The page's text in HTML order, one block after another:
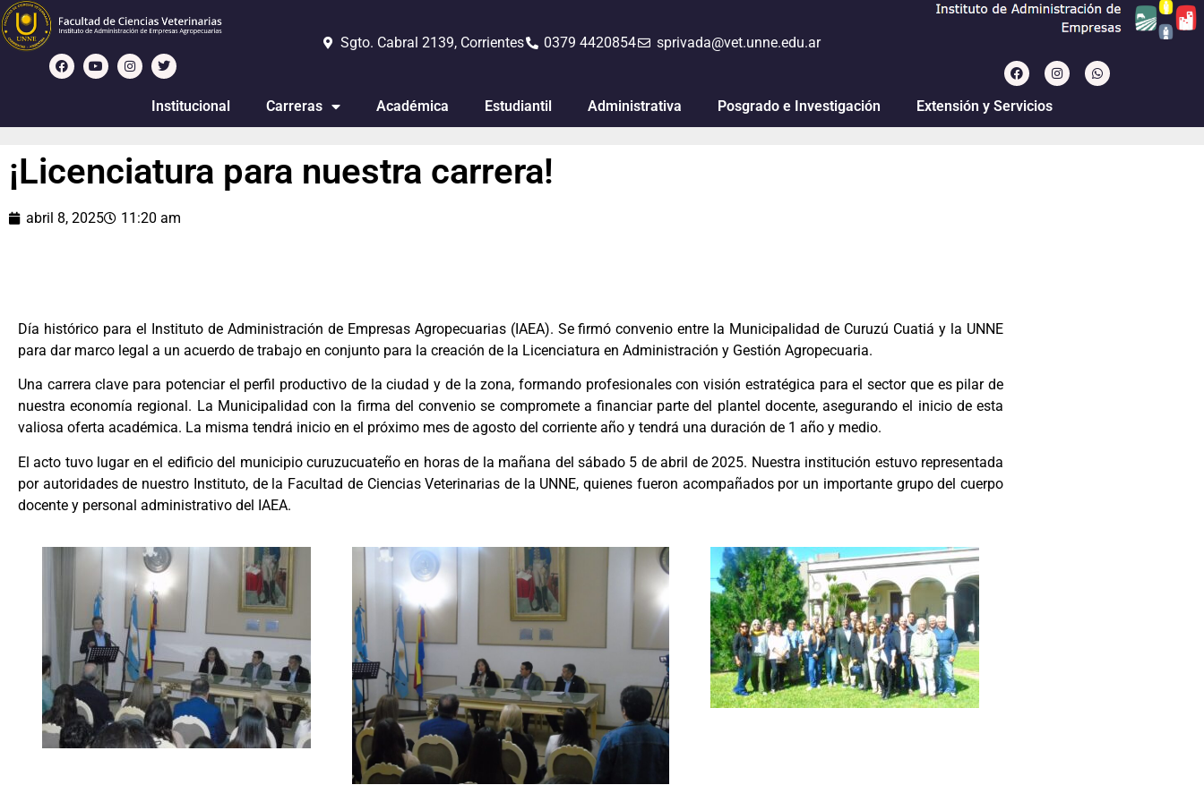
Sgto. Cabral 2139, Corrientes 0379 4420854 sprivada@vet.unne.edu.ar
Institucional Carreras Académica Estudiantil Administrativa Posgrado e Investigación Extensión y Servicios
¡Licenciatura para nuestra carrera!
abril 8, 2025 11:20 am
Día histórico para el Instituto de Administración de Empresas Agropecuarias (IAEA). Se firmó convenio entre la Municipalidad de Curuzú Cuatiá y la UNNE
para dar marco legal a un acuerdo de trabajo en conjunto para la creación de la Licenciatura en Administración y Gestión Agropecuaria.
Una carrera clave para potenciar el perfil productivo de la ciudad y de la zona, formando profesionales con visión estratégica para el sector que es pilar de
nuestra economía regional. La Municipalidad con la firma del convenio se compromete a financiar parte del plantel docente, asegurando el inicio de esta
valiosa oferta académica. La misma tendrá inicio en el próximo mes de agosto del corriente año y tendrá una duración de 1 año y medio.
El acto tuvo lugar en el edificio del municipio curuzucuateño en horas de la mañana del sábado 5 de abril de 2025. Nuestra institución estuvo representada
por autoridades de nuestro Instituto, de la Facultad de Ciencias Veterinarias de la UNNE, quienes fueron acompañados por un importante grupo del cuerpo
docente y personal administrativo del IAEA.